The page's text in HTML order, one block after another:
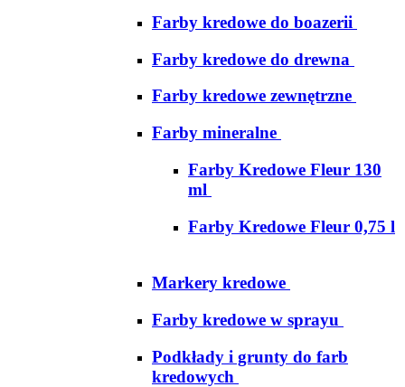
Farby kredowe do boazerii
Farby kredowe do drewna
Farby kredowe zewnętrzne
Farby mineralne
Farby Kredowe Fleur 130
ml
Farby Kredowe Fleur 0,75 l
Markery kredowe
Farby kredowe w sprayu
Podkłady i grunty do farb
kredowych